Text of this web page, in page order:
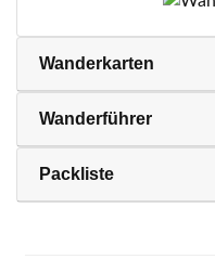
Wanderkarten
Wanderführer
Packliste